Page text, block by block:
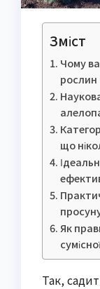
Зміст
Чому
рослин
що
Як
Так,